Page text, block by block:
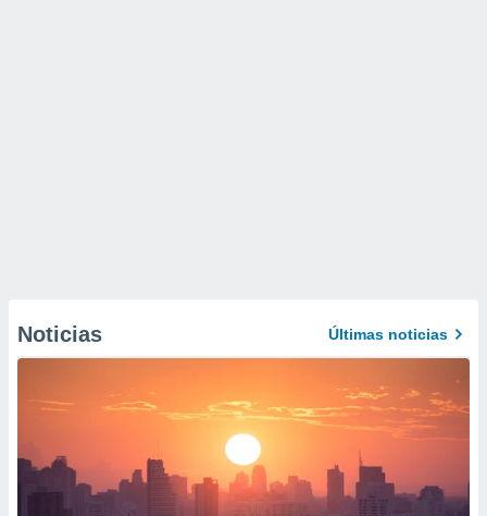
Noticias Últimas noticias